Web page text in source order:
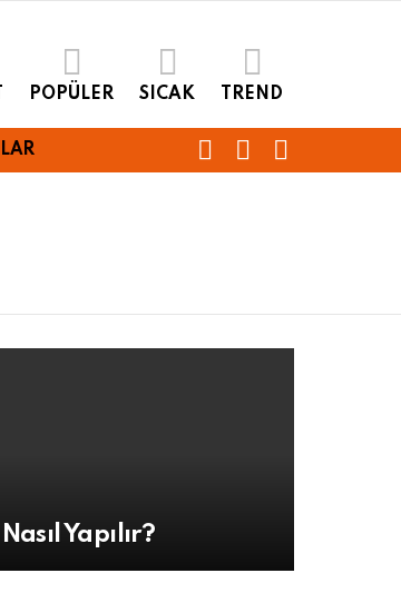
POPÜLER SICAK TREND
FOLLOWSEARCH
Yapılır?